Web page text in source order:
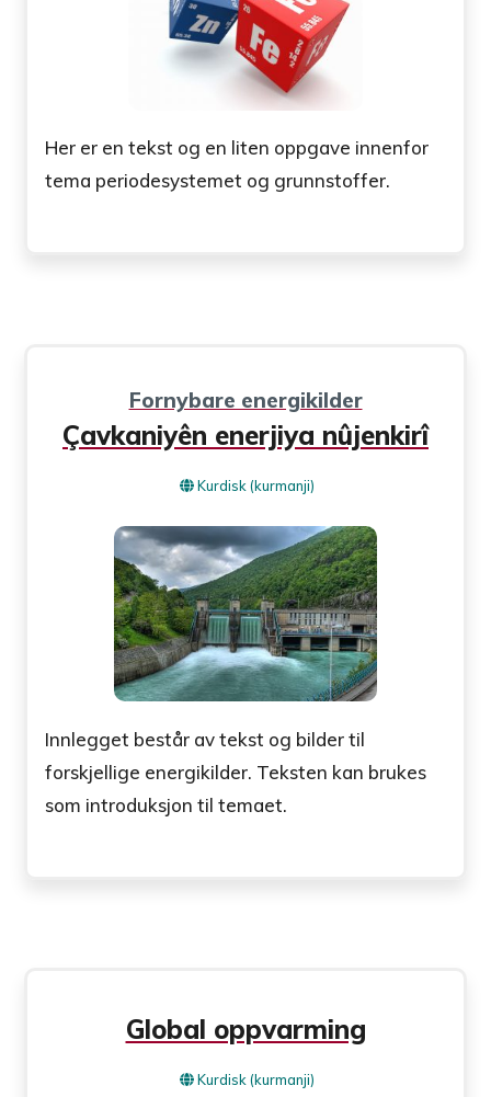
Her er en tekst og en liten oppgave innenfor
tema periodesystemet og grunnstoffer.
Fornybare energikilder
Çavkaniyên enerjiya nûjenkirî
Kurdisk (kurmanji)
Innlegget består av tekst og bilder til
forskjellige energikilder. Teksten kan brukes
som introduksjon til temaet.
Global oppvarming
Kurdisk (kurmanji)